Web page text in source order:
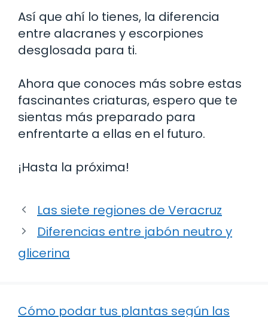
Así que ahí lo tienes, la diferencia
entre alacranes y escorpiones
desglosada para ti.
Ahora que conoces más sobre estas
fascinantes criaturas, espero que te
sientas más preparado para
enfrentarte a ellas en el futuro.
¡Hasta la próxima!
Las siete regiones de Veracruz
Diferencias entre jabón neutro y
glicerina
Cómo podar tus plantas según las